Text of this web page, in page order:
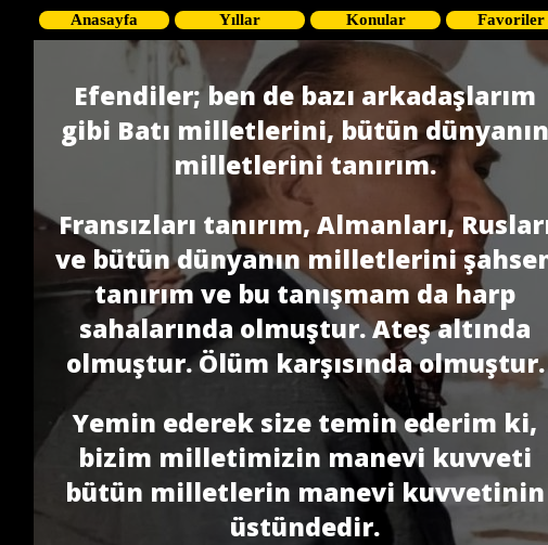
Anasayfa Yıllar Konular Favoriler
Efendiler; ben de bazı arkadaşlarım
gibi Batı milletlerini, bütün dünyanın
milletlerini tanırım.
Fransızları tanırım, Almanları,
ve bütün dünyanın milletlerini
tanırım ve bu tanışmam da harp
sahalarında olmuştur. Ateş altında
olmuştur. Ölüm karşısında olmuştur.
Yemin ederek size temin ederim ki,
bizim milletimizin manevi kuvveti
bütün milletlerin manevi kuvvetinin
üstündedir.